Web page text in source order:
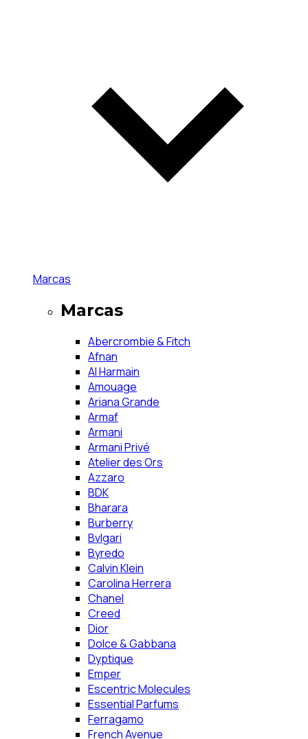
Marcas
Marcas
Abercrombie & Fitch
Afnan
Al Harmain
Amouage
Ariana Grande
Armaf
Armani
Armani Privé
Atelier des Ors
Azzaro
BDK
Bharara
Burberry
Bvlgari
Byredo
Calvin Klein
Carolina Herrera
Chanel
Creed
Dior
Dolce & Gabbana
Dyptique
Emper
Escentric Molecules
Essential Parfums
Ferragamo
French Avenue